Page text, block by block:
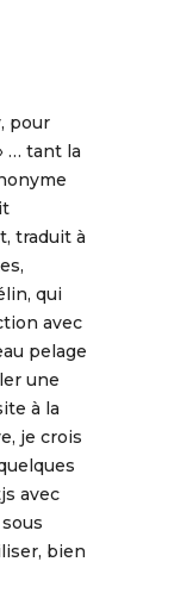
pour
… tant la
traduit à
qui
avec
pelage
une
à la
je crois
avec
bien